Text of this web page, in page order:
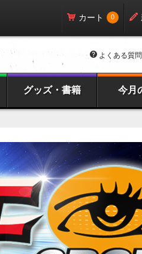
カート 0
よくある質問
グッズ・書籍 今月